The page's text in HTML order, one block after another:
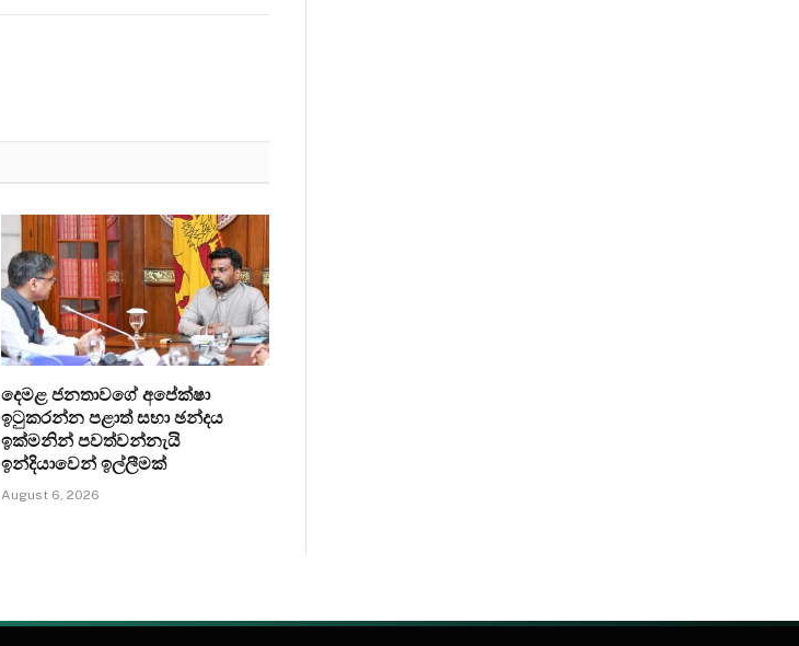
දෙමළ ජනතාවගේ අපේක්ෂා
ඉටුකරන්න පළාත් සභා ඡන්දය
ඉක්මනින් පවත්වන්නැයි
ඉන්දියාවෙන් ඉල්ලීමක්
August 6, 2026